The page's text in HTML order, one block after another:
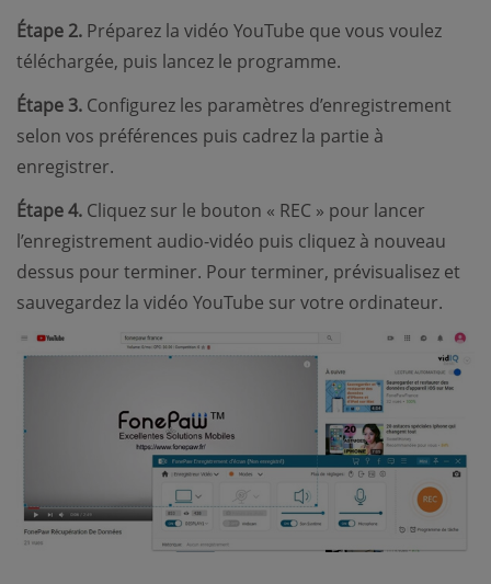
Étape 2. Préparez la vidéo YouTube que vous voulez
téléchargée, puis lancez le programme.
Étape 3. Configurez les paramètres d’enregistrement
selon vos préférences puis cadrez la partie à
enregistrer.
Étape 4. Cliquez sur le bouton « REC » pour lancer
l’enregistrement audio-vidéo puis cliquez à nouveau
dessus pour terminer. Pour terminer, prévisualisez et
sauvegardez la vidéo YouTube sur votre ordinateur.